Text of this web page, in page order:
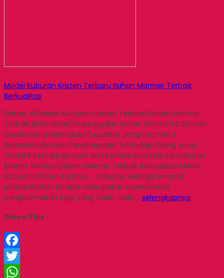
Model Kuburan Kristen Terbaru Bahan Marmer Terbaik
Berkualitas
Daftar Isi1 Model Kuburan Kristen Terbaru Bahan Marmer
Terbaik Berkualitas1.1 Keunggulan Bahan Marmer1.2 Elemen
Desain yang Memukau1.3 Kualitas yang Dijamin1.4
Kepersonalan dan Penghargaan Terhadap Orang yang
Tiada1.5 Keterjangkauan dan Ketersediaan Model Kuburan
Kristen Terbaru Bahan Marmer Terbaik Berkualitas Model
Kuburan Kristen Terbaru – Kuburan sebagai tempat
peristirahatan terakhir merupakan representasi
penghormatan bagi yang telah tiada…. selengkapnya
Share This :
Facebook
Twitter